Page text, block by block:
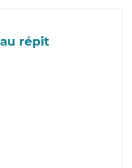
répit